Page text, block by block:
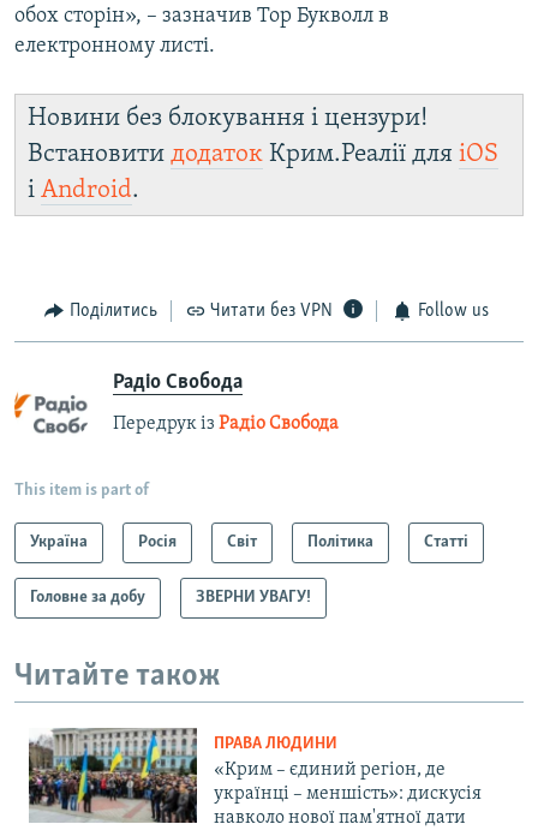
обох сторін», – зазначив Тор Букволл в
електронному листі.
Новини без блокування і цензури!
Встановити додаток Крим.Реалії для iOS
і Android.
Поділитись Читати без VPN Follow us
Радіо Свобода
Передрук із Радіо Свобода
This item is part of
Україна Росія Світ Політика Статті
Головне за добу ЗВЕРНИ УВАГУ!
Читайте також
ПРАВА ЛЮДИНИ
«Крим – єдиний регіон, де
українці – меншість»: дискусія
навколо нової пам'ятної дати